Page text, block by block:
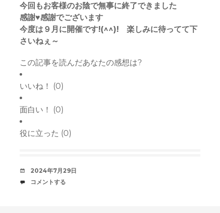
今回もお客様のお陰で無事に終了できました
感謝♥感謝でございます
今度は９月に開催です!(^^)! 楽しみに待ってて下
さいねぇ～
この記事を読んだあなたの感想は?
いいね！ (0)
面白い！ (0)
役に立った (0)
デ
ー
2024年7月29日
コ
コメントする